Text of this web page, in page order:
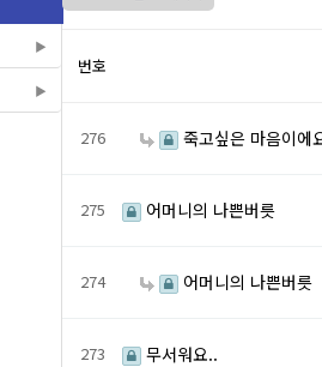
번호
276 죽고싶은 마음이에
275 어머니의 나쁜버릇
274 어머니의 나쁜버릇
273 무서워요..